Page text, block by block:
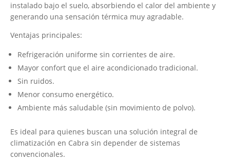
instalado bajo el suelo, absorbiendo el calor del ambiente y
generando una sensación térmica muy agradable.
Ventajas principales:
Refrigeración uniforme sin corrientes de aire.
Mayor confort que el aire acondicionado tradicional.
Sin ruidos.
Menor consumo energético.
Ambiente más saludable (sin movimiento de polvo).
Es ideal para quienes buscan una solución integral de
climatización en Cabra sin depender de sistemas
convencionales.